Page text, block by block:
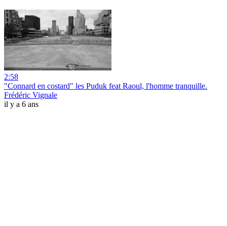
2:58
"Connard en costard" les Puduk feat Raoul, l'homme tranquille.
Frédéric Vignale
il y a 6 ans